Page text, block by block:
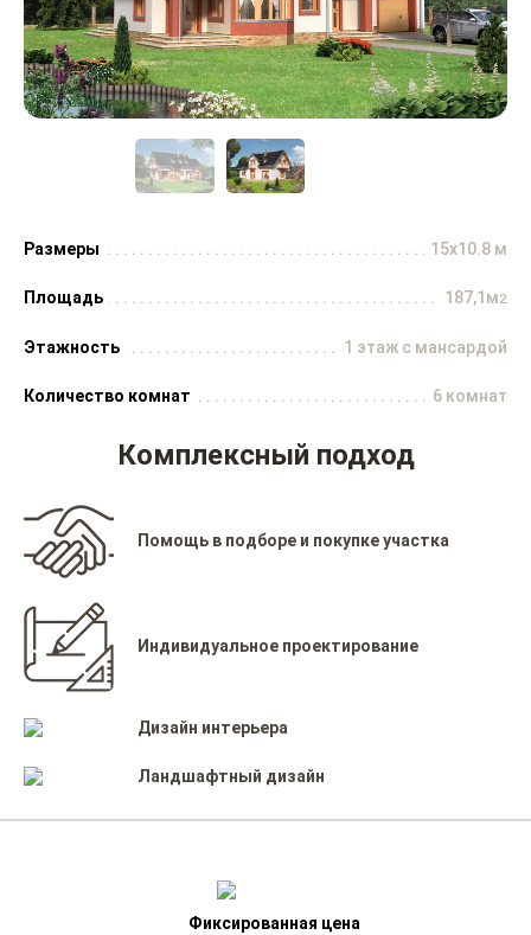
Размеры 15x10.8 м
Площадь 187,1м2
Этажность 1 этаж с мансардой
Количество комнат 6 комнат
Комплексный подход
Помощь в подборе и покупке участка
Индивидуальное проектирование
Дизайн интерьера
Ландшафтный дизайн
Фиксированная цена